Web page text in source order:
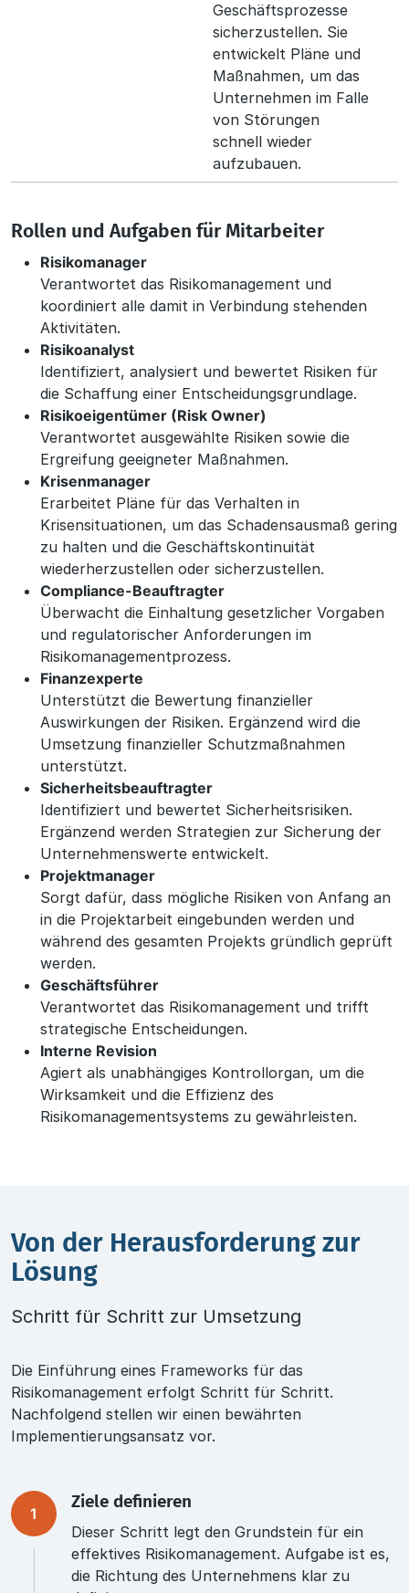
Geschäftsprozesse
sicherzustellen. Sie
entwickelt Pläne und
Maßnahmen, um das
Unternehmen im Falle
von Störungen
schnell wieder
aufzubauen.
Rollen und Aufgaben für Mitarbeiter
Risikomanager
Verantwortet das Risikomanagement und
koordiniert alle damit in Verbindung stehenden
Aktivitäten.
Risikoanalyst
Identifiziert, analysiert und bewertet Risiken für
die Schaffung einer Entscheidungsgrundlage.
Risikoeigentümer (Risk Owner)
Verantwortet ausgewählte Risiken sowie die
Ergreifung geeigneter Maßnahmen.
Krisenmanager
Erarbeitet Pläne für das Verhalten in
Krisensituationen, um das Schadensausmaß gering
zu halten und die Geschäftskontinuität
wiederherzustellen oder sicherzustellen.
Compliance-Beauftragter
Überwacht die Einhaltung gesetzlicher Vorgaben
und regulatorischer Anforderungen im
Risikomanagementprozess.
Finanzexperte
Unterstützt die Bewertung finanzieller
Auswirkungen der Risiken. Ergänzend wird die
Umsetzung finanzieller Schutzmaßnahmen
unterstützt.
Sicherheitsbeauftragter
Identifiziert und bewertet Sicherheitsrisiken.
Ergänzend werden Strategien zur Sicherung der
Unternehmenswerte entwickelt.
Projektmanager
Sorgt dafür, dass mögliche Risiken von Anfang an
in die Projektarbeit eingebunden werden und
während des gesamten Projekts gründlich geprüft
werden.
Geschäftsführer
Verantwortet das Risikomanagement und trifft
strategische Entscheidungen.
Interne Revision
Agiert als unabhängiges Kontrollorgan, um die
Wirksamkeit und die Effizienz des
Risikomanagementsystems zu gewährleisten.
Von der Herausforderung zur
Lösung
Schritt für Schritt zur Umsetzung
Die Einführung eines Frameworks für das
Risikomanagement erfolgt Schritt für Schritt.
Nachfolgend stellen wir einen bewährten
Implementierungsansatz vor.
1
Ziele definieren
Dieser Schritt legt den Grundstein für ein
effektives Risikomanagement. Aufgabe ist es,
die Richtung des Unternehmens klar zu